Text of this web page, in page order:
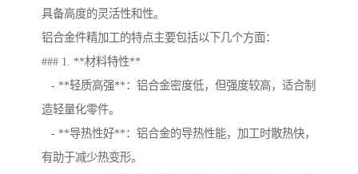
具备高度的灵活性和性。
铝合金件精加工的特点主要包括以下几个方面：
### 1. **材料特性**
- **轻质高强**：铝合金密度低，但强度较高，适合制
造轻量化零件。
- **导热性好**：铝合金的导热性能，加工时散热快，
有助于减少热变形。